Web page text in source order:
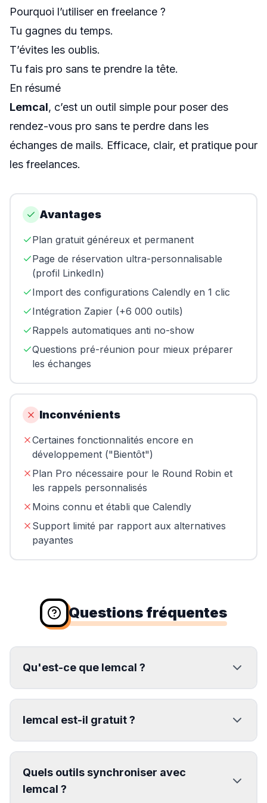
Pourquoi l’utiliser en freelance ?
Tu gagnes du temps.
T’évites les oublis.
Tu fais pro sans te prendre la tête.
En résumé
Lemcal, c’est un outil simple pour poser des
rendez-vous pro sans te perdre dans les
échanges de mails. Efficace, clair, et pratique pour
les freelances.
Avantages
Plan gratuit généreux et permanent
Page de réservation ultra-personnalisable
(profil LinkedIn)
Import des configurations Calendly en 1 clic
Intégration Zapier (+6 000 outils)
Rappels automatiques anti no-show
Questions pré-réunion pour mieux préparer
les échanges
Inconvénients
Certaines fonctionnalités encore en
développement ("Bientôt")
Plan Pro nécessaire pour le Round Robin et
les rappels personnalisés
Moins connu et établi que Calendly
Support limité par rapport aux alternatives
payantes
Questions fréquentes
Qu'est-ce que lemcal ?
lemcal est-il gratuit ?
Quels outils synchroniser avec
lemcal ?